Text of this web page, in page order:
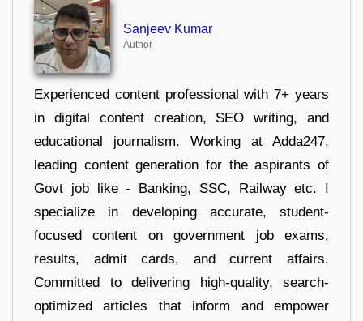
Sanjeev Kumar
Author
Experienced content professional with 7+ years
in digital content creation, SEO writing, and
educational journalism. Working at Adda247,
leading content generation for the aspirants of
Govt job like - Banking, SSC, Railway etc. I
specialize in developing accurate, student-
focused content on government job exams,
results, admit cards, and current affairs.
Committed to delivering high-quality, search-
optimized articles that inform and empower